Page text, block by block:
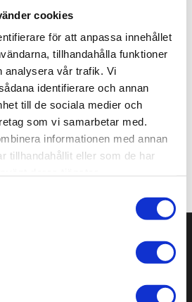
cookies
för att anpassa innehållet
tillhandahålla funktioner
analysera vår trafik. Vi
identifierare och annan
till de sociala medier och
som vi samarbetar med.
informationen med annan
tillhandahållit eller som de har
i Microsfoft 365-tjänsterna
att förbereda sig för det.
en autentiseringsapp som
men det går också att aktivera
och en alternativ e-postadress.
vår supportom ni vill ha hjälp.